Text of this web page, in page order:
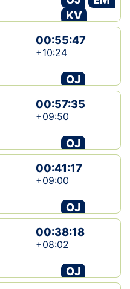
KV
00:55:47
+10:24
OJ
00:57:35
+09:50
OJ
00:41:17
+09:00
OJ
00:38:18
+08:02
OJ